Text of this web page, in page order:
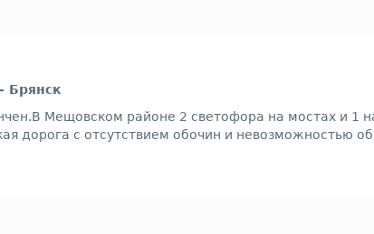
Брянск
Мещовском районе 2 светофора на мостах и 1
дорога с отсутствием обочин и невозможностью